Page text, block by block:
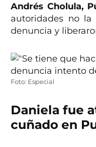
Andrés Cholula,
autoridades no
denuncia y
Foto: Especial
Daniela fue
cuñado en